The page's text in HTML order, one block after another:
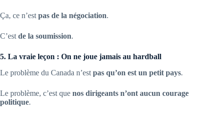
Ça, ce n’est pas de la négociation.
C’est de la soumission.
5. La vraie leçon : On ne joue jamais au hardball
Le problème du Canada n’est pas qu’on est un petit pays.
Le problème, c’est que nos dirigeants n’ont aucun courage
politique.